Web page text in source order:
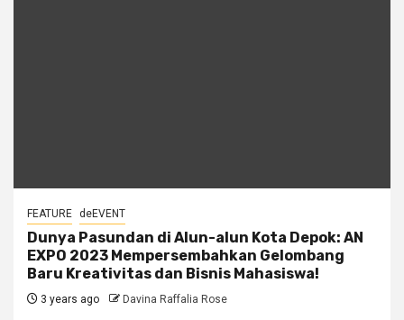
FEATURE deEVENT
Dunya Pasundan di Alun-alun Kota Depok: AN
EXPO 2023 Mempersembahkan Gelombang
Baru Kreativitas dan Bisnis Mahasiswa!
3 years ago Davina Raffalia Rose